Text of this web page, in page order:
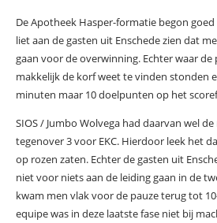
De Apotheek Hasper-formatie begon
liet aan de gasten uit Enschede zien dat
gaan voor de overwinning. Echter waar
makkelijk de korf weet te vinden stonden
minuten maar 10 doelpunten op het
SIOS / Jumbo Wolvega had daarvan wel
tegenover 3 voor EKC. Hierdoor leek het
op rozen zaten. Echter de gasten uit
niet voor niets aan de leiding gaan in de
kwam men vlak voor de pauze terug tot
equipe was in deze laatste fase niet bij